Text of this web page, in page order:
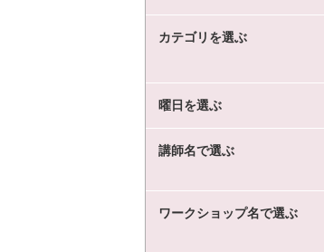
カテゴリを選ぶ
曜日を選ぶ
講師名で選ぶ
ワークショップ名で選ぶ